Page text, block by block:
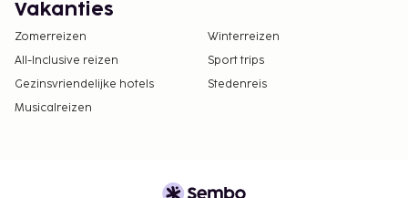
Vakanties
Zomerreizen
Winterreizen
All-Inclusive reizen
Sport trips
Gezinsvriendelijke hotels
Stedenreis
Musicalreizen